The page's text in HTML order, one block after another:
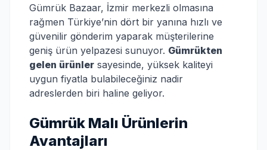
Gümrük Bazaar, İzmir merkezli olmasına
rağmen Türkiye’nin dört bir yanına hızlı ve
güvenilir gönderim yaparak müşterilerine
geniş ürün yelpazesi sunuyor. Gümrükten
gelen ürünler sayesinde, yüksek kaliteyi
uygun fiyatla bulabileceğiniz nadir
adreslerden biri haline geliyor.
Gümrük Malı Ürünlerin
Avantajları